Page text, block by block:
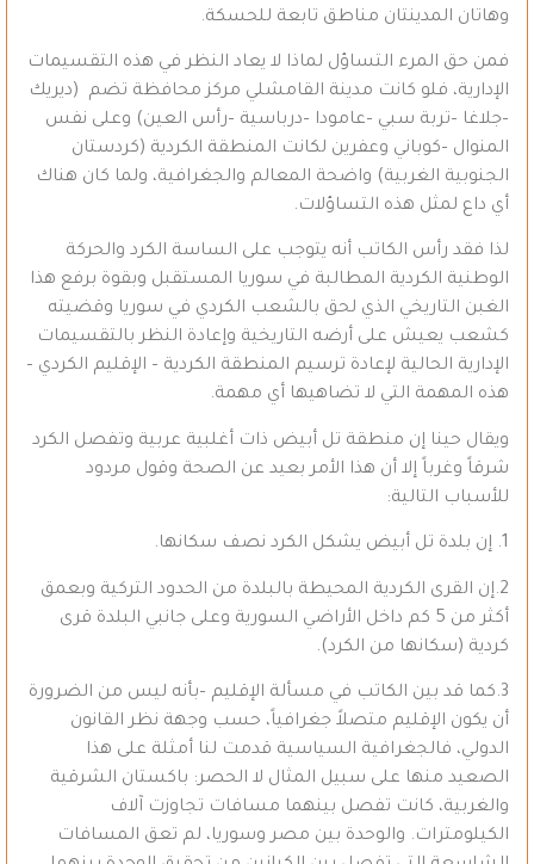
وهاتان المدينتان مناطق تابعة للحسكة.
فمن حق المرء التساؤل لماذا لا يعاد النظر في هذه التقسيمات
الإدارية، فلو كانت مدينة القامشلي مركز محافظة تضم (ديريك
–جلاغا –تربة سبي –عامودا –درباسية –رأس العين) وعلى نفس
المنوال –كوباني وعفرين لكانت المنطقة الكردية (كردستان
الجنوبية الغربية) واضحة المعالم والجغرافية، ولما كان هناك
أي داع لمثل هذه التساؤلات.
لذا فقد رأس الكاتب أنه يتوجب على الساسة الكرد والحركة
الوطنية الكردية المطالبة في سوريا المستقبل وبقوة برفع هذا
الغبن التاريخي الذي لحق بالشعب الكردي في سوريا وقضيته
كشعب يعيش على أرضه التاريخية وإعادة النظر بالتقسيمات
الإدارية الحالية لإعادة ترسيم المنطقة الكردية – الإقليم الكردي –
هذه المهمة التي لا تضاهيها أي مهمة.
ويقال حينا إن منطقة تل أبيض ذات أغلبية عربية وتفصل الكرد
شرقاً وغرباً إلا أن هذا الأمر بعيد عن الصحة وقول مردود
للأسباب التالية:
1. إن بلدة تل أبيض يشكل الكرد نصف سكانها.
2.إن القرى الكردية المحيطة بالبلدة من الحدود التركية وبعمق
أكثر من 5 كم داخل الأراضي السورية وعلى جانبي البلدة قرى
كردية (سكانها من الكرد).
3.كما قد بين الكاتب في مسألة الإقليم –بأنه ليس من الضرورة
أن يكون الإقليم متصلاً جغرافياً، حسب وجهة نظر القانون
الدولي، فالجغرافية السياسية قدمت لنا أمثلة على هذا
الصعيد منها على سبيل المثال لا الحصر: باكستان الشرقية
والغربية، كانت تفصل بينهما مسافات تجاوزت آلاف
الكيلومترات. والوحدة بين مصر وسوريا، لم تعق المسافات